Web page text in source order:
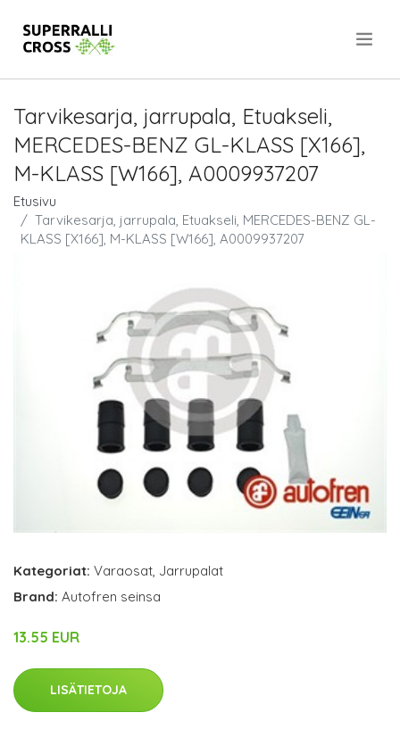
Tarvikesarja, jarrupala, Etuakseli,
MERCEDES-BENZ GL-KLASS [X166],
M-KLASS [W166], A0009937207
Etusivu
Tarvikesarja, jarrupala, Etuakseli, MERCEDES-BENZ GL-
KLASS [X166], M-KLASS [W166], A0009937207
Kategoriat: Varaosat Jarrupalat
Brand: Autofren seinsa
13.55 EUR
LISÄTIETOJA